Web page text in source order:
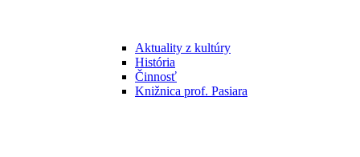
Aktuality z kultúry
História
Činnosť
Knižnica prof. Pasiara